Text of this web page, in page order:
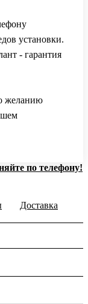
установки.
- гарантия
желанию
по телефону!
Доставка